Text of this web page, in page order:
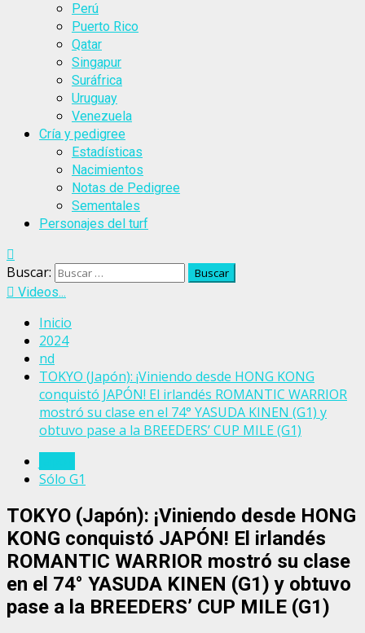
Perú
Puerto Rico
Qatar
Singapur
Suráfrica
Uruguay
Venezuela
Cría y pedigree
Estadísticas
Nacimientos
Notas de Pedigree
Sementales
Personajes del turf
Buscar:
Videos...
Inicio
2024
nd
TOKYO (Japón): ¡Viniendo desde HONG KONG
conquistó JAPÓN! El irlandés ROMANTIC WARRIOR
mostró su clase en el 74° YASUDA KINEN (G1) y
obtuvo pase a la BREEDERS’ CUP MILE (G1)
Sólo G1
TOKYO (Japón): ¡Viniendo desde HONG
KONG conquistó JAPÓN! El irlandés
ROMANTIC WARRIOR mostró su clase
en el 74° YASUDA KINEN (G1) y obtuvo
pase a la BREEDERS’ CUP MILE (G1)